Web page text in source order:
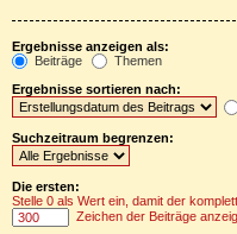
Ergebnisse anzeigen als:
Beiträge
Themen
Ergebnisse sortieren nach:
Suchzeitraum begrenzen:
Die ersten:
Stelle 0 als Wert ein, damit der
Zeichen der Beiträge